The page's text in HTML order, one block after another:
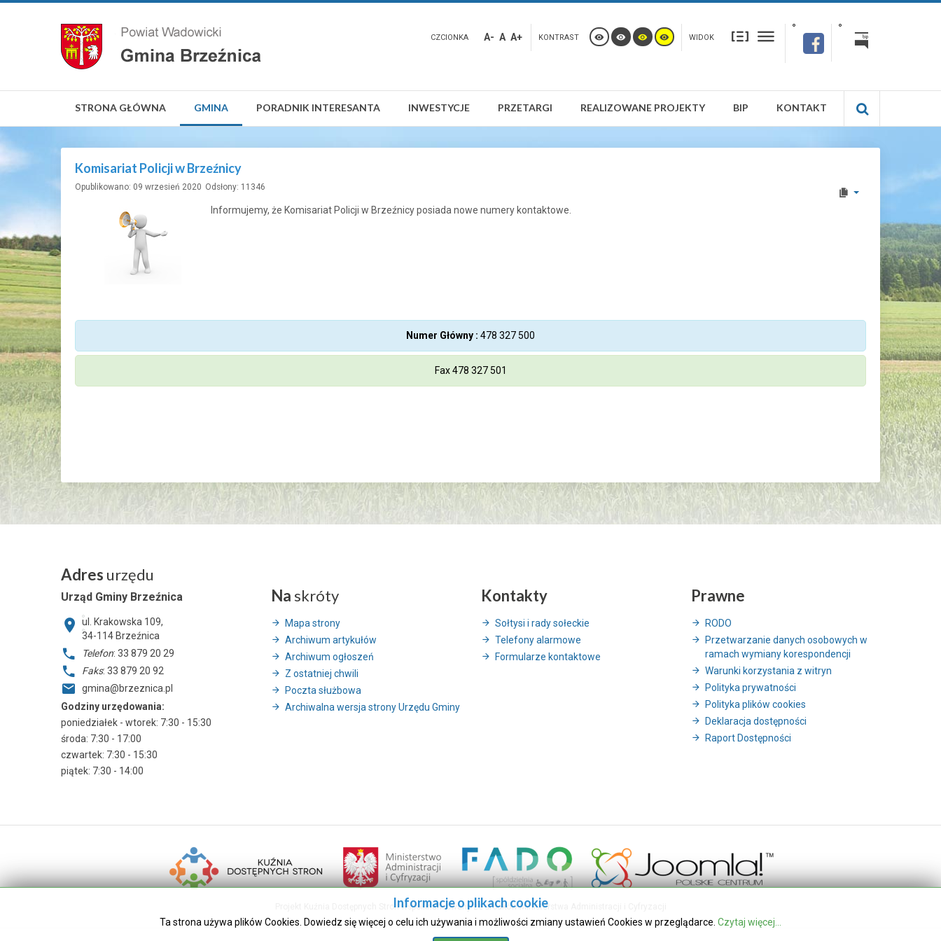
CZCIONKA A- A A+ KONTRAST WIDOK
STRONA GŁÓWNA GMINA PORADNIK INTERESANTA INWESTYCJE PRZETARGI REALIZOWANE PROJEKTY BIP KONTAKT
Komisariat Policji w Brzeźnicy
Opublikowano: 09 wrzesień 2020 Odsłony: 11346
Informujemy, że Komisariat Policji w Brzeźnicy posiada nowe numery kontaktowe.
Numer Główny : 478 327 500
Fax 478 327 501
Adres urzędu
Urząd Gminy Brzeźnica
ul. Krakowska 109,
34-114 Brzeźnica
Telefon: 33 879 20 29
Faks: 33 879 20 92
gmina@brzeznica.pl
Godziny urzędowania:
poniedziałek - wtorek: 7:30 - 15:30
środa: 7:30 - 17:00
czwartek: 7:30 - 15:30
piątek: 7:30 - 14:00
Na skróty
Mapa strony
Archiwum artykułów
Archiwum ogłoszeń
Z ostatniej chwili
Poczta służbowa
Archiwalna wersja strony Urzędu Gminy
Kontakty
Sołtysi i rady sołeckie
Telefony alarmowe
Formularze kontaktowe
Prawne
RODO
Przetwarzanie danych osobowych w
ramach wymiany korespondencji
Warunki korzystania z witryn
Polityka prywatności
Polityka plików cookies
Deklaracja dostępności
Raport Dostępności
Projekt Kuźnia Dostępnych Stron współfinansowany ze środków Ministerstwa Administracji i Cyfryzacji
Informacje o plikach cookie
Ta strona używa plików Cookies. Dowiedz się więcej o celu ich używania i możliwości zmiany ustawień Cookies w przeglądarce. Czytaj więcej...